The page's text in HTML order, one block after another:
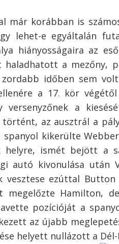
már korábban is
lehet-e egyáltalán
hiányosságaira az
a mezőny,
időben sem
a 17. kör
a
az ausztrál a
kikerülte
helyre, ismét bejött a
autó kivonulása után
vesztese ezúttal
megelőzte Hamilton,
pozícióját a
az újabb
helyett nullázott a